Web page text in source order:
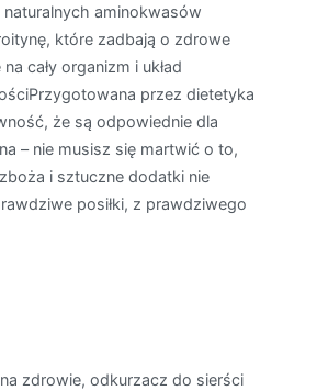
aminokwasów
które zadbają o zdrowe
cały organizm i układ
przez dietetyka
że są odpowiednie dla
– nie musisz się martwić o to,
i sztuczne dodatki nie
posiłki, z prawdziwego
zdrowie, odkurzacz do sierści